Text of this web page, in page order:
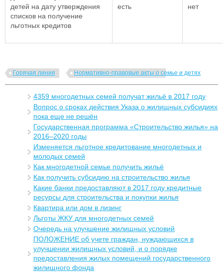
детей на дату утверждения
списков на получение
льготных кредитов
есть нет
Горячая линия Нормативно-правовые акты о семье и детях
4359 многодетных семей получат жильё в 2017 году
Вопрос о сроках действия Указа о жилищных субсидиях
пока еще не решён
Государственная программа «Строительство жилья» на
2016–2020 годы
Изменяется льготное кредитование многодетных и
молодых семей
Как многодетной семье получить жильё
Как получить субсидию на строительство жилья
Какие банки предоставляют в 2017 году кредитные
ресурсы для строительства и покупки жилья
Квартира или дом в лизинг
Льготы ЖКУ для многодетных семей
Очередь на улучшение жилищных условий
ПОЛОЖЕНИЕ об учете граждан, нуждающихся в
улучшении жилищных условий, и о порядке
предоставления жилых помещений государственного
жилищного фонда